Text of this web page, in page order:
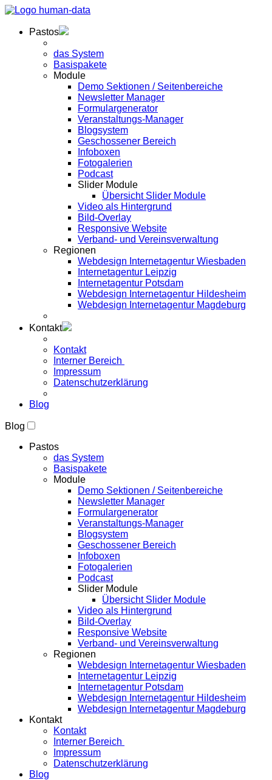
Pastos
das System
Basispakete
Module
Demo Sektionen / Seitenbereiche
Newsletter Manager
Formulargenerator
Veranstaltungs-Manager
Blogsystem
Geschossener Bereich
Infoboxen
Fotogalerien
Podcast
Slider Module
Übersicht Slider Module
Video als Hintergrund
Bild-Overlay
Responsive Website
Verband- und Vereinsverwaltung
Regionen
Webdesign Internetagentur Wiesbaden
Internetagentur Leipzig
Internetagentur Potsdam
Webdesign Internetagentur Hildesheim
Webdesign Internetagentur Magdeburg
Kontakt
Kontakt
Interner Bereich
Impressum
Datenschutzerklärung
Blog
Blog
Pastos
das System
Basispakete
Module
Demo Sektionen / Seitenbereiche
Newsletter Manager
Formulargenerator
Veranstaltungs-Manager
Blogsystem
Geschossener Bereich
Infoboxen
Fotogalerien
Podcast
Slider Module
Übersicht Slider Module
Video als Hintergrund
Bild-Overlay
Responsive Website
Verband- und Vereinsverwaltung
Regionen
Webdesign Internetagentur Wiesbaden
Internetagentur Leipzig
Internetagentur Potsdam
Webdesign Internetagentur Hildesheim
Webdesign Internetagentur Magdeburg
Kontakt
Kontakt
Interner Bereich
Impressum
Datenschutzerklärung
Blog